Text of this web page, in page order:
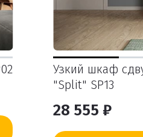
Узкий шкаф
"Split" SP13
28 555 ₽